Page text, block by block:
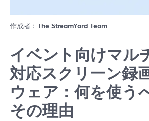
作成者： The StreamYard Team
イベント向けマル
対応スクリーン録
ウェア：何を使う
その理由